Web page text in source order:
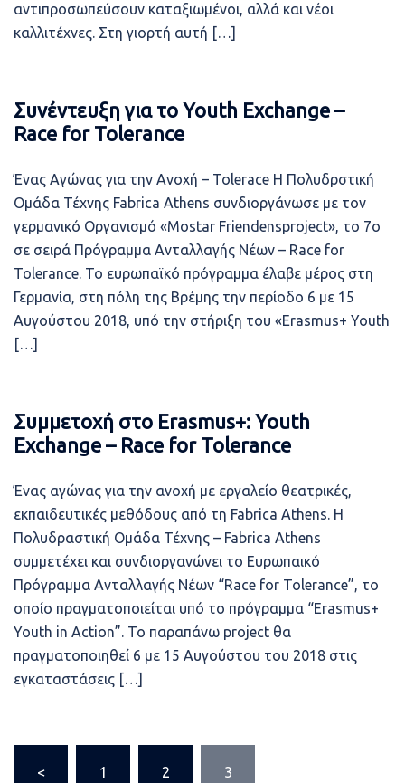
αντιπροσωπεύσουν καταξιωμένοι, αλλά και νέοι
καλλιτέχνες. Στη γιορτή αυτή […]
Συνέντευξη για το Youth Exchange –
Race for Tolerance
Ένας Αγώνας για την Ανοχή – Tolerace Η Πολυδρστική
Ομάδα Τέχνης Fabrica Athens συνδιοργάνωσε με τον
γερμανικό Οργανισμό «Mostar Friendensproject», το 7ο
σε σειρά Πρόγραμμα Ανταλλαγής Νέων – Race for
Tolerance. Το ευρωπαϊκό πρόγραμμα έλαβε μέρος στη
Γερμανία, στη πόλη της Βρέμης την περίοδο 6 με 15
Αυγούστου 2018, υπό την στήριξη του «Erasmus+ Youth
[…]
Συμμετοχή στο Erasmus+: Youth
Exchange – Race for Tolerance
Ένας αγώνας για την ανοχή με εργαλείο θεατρικές,
εκπαιδευτικές μεθόδους από τη Fabrica Athens. Η
Πολυδραστική Ομάδα Τέχνης – Fabrica Athens
συμμετέχει και συνδιοργανώνει το Ευρωπαικό
Πρόγραμμα Ανταλλαγής Νέων “Race for Tolerance”, το
οποίο πραγματοποιείται υπό το πρόγραμμα “Erasmus+
Youth in Action”. Το παραπάνω project θα
πραγματοποιηθεί 6 με 15 Αυγούστου του 2018 στις
εγκαταστάσεις […]
< 1 2 3